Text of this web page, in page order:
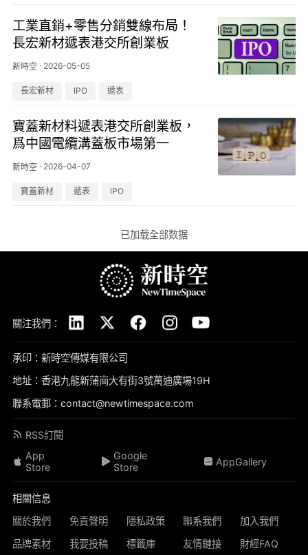
工業直銷+零售分銷雙線布局！
長宏新材遞表港交所創業板
新時空· 2026-05-05
長宏新材 IPO 遞表
寶蓋新材料遞表港交所創業板，
爲中國電纜溝蓋板市場第一
新時空· 2026-04-07
寶蓋新材 遞表 IPO
已加载全部数据
關注我們：
承印：新時空傳媒有限公司
地址：香港九龍新蒲崗大有街3號萬迪廣場19H
聯系電郵：contact@newtimespace.com
RSS訂閱
App
Store
Google
Store
AppGallery
相關信息
關於我們
免責聲明 隱私政策 聯系我們
加入我們
品牌素材
我要投稿 標籤庫 友情鏈接 財經FAQ